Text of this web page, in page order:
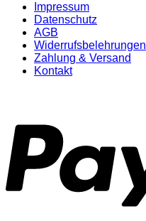
Impressum
Datenschutz
AGB
Widerrufsbelehrungen
Zahlung & Versand
Kontakt